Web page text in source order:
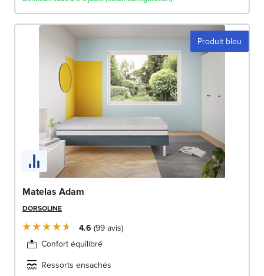
Produit bleu
Matelas Adam
DORSOLINE
4.6 99 avis
Confort équilibré
Ressorts ensachés